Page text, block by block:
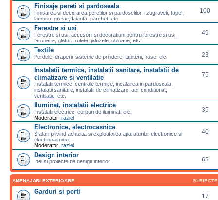
Finisaje pereti si pardoseala
Finisarea si decorarea peretilor si pardoselilor - zugraveli, tapet,
lambriu, gresie, faianta, parchet, etc.
100
Ferestre si usi
Ferestre si usi, accesorii si decoratiuni pentru ferestre si usi,
feronerie, glafuri, rolete, jaluzele, obloane, etc.
49
Textile
Perdele, draperii, sisteme de prindere, tapiterii, huse, etc. 23
Instalatii termice, instalatii sanitare, instalatii de
climatizare si ventilatie
Instalatii termice, centrale termice, incalzirea in pardoseala,
instalatii sanitare, instalatii de climatizare, aer conditionat,
ventilatie, etc.
75
Iluminat, instalatii electrice
Instalatii electrice, corpuri de iluminat, etc.
Moderator: raziel
35
Electronice, electrocasnice
Sfaturi privind achizitia si exploatarea aparaturilor electronice si
electrocasnice.
Moderator: raziel
40
Design interior
Idei si proiecte de design interior 65
AMENAJARI EXTERIOARE SUBIECTE
Garduri si porti
17